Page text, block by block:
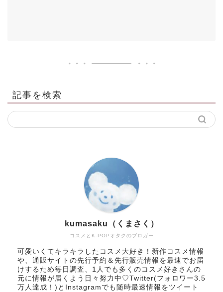
記事を検索
コスメとK-POPオタクのブロガー
kumasaku（くまさく）
可愛いくてキラキラしたコスメ大好き！新作コスメ情報
や、通販サイトの先行予約＆先行販売情報を最速でお届
けするため毎日調査、1人でも多くのコスメ好きさんの
元に情報が届くよう日々努力中♡Twitter(フォロワー3.5
万人達成！)とInstagramでも随時最速情報をツイート